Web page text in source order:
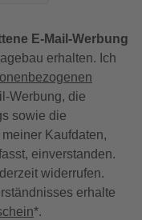
E-Mail-Werbung
erhalten. Ich
Werbung, die
sowie die
Kaufdaten,
einverstanden.
widerrufen.
erhalte
*.